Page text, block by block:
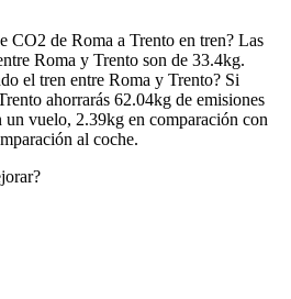
CO2 de Roma a Trento en tren? Las
Roma y Trento son de 33.4kg.
el tren entre Roma y Trento? Si
ahorrarás 62.04kg de emisiones
vuelo, 2.39kg en comparación con
al coche.